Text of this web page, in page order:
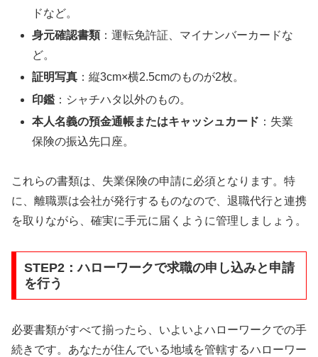
ドなど。
身元確認書類：運転免許証、マイナンバーカードな
ど。
証明写真 ：縦3cm×横2.5cmのものが2枚。
印鑑 ：シャチハタ以外のもの。
本人名義の預金通帳またはキャッシュカード ：失業
保険の振込先口座。
これらの書類は、失業保険の申請に必須となります。特
に、離職票は会社が発行するものなので、退職代行と連携
を取りながら、確実に手元に届くように管理しましょう。
STEP2：ハローワークで求職の申し込みと申請
を行う
必要書類がすべて揃ったら、いよいよハローワークでの手
続きです。あなたが住んでいる地域を管轄するハローワー